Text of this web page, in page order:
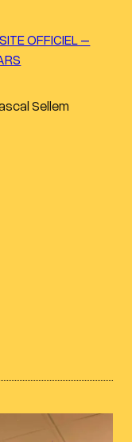
OFFICIEL –
Sellem